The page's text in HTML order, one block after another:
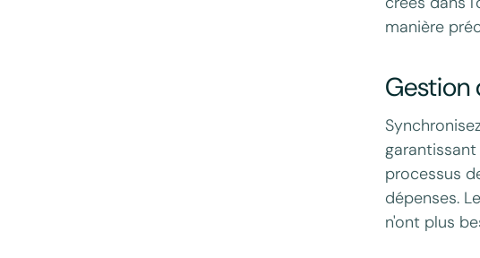
manière
Gestion
processus
dépenses.
n'ont plus